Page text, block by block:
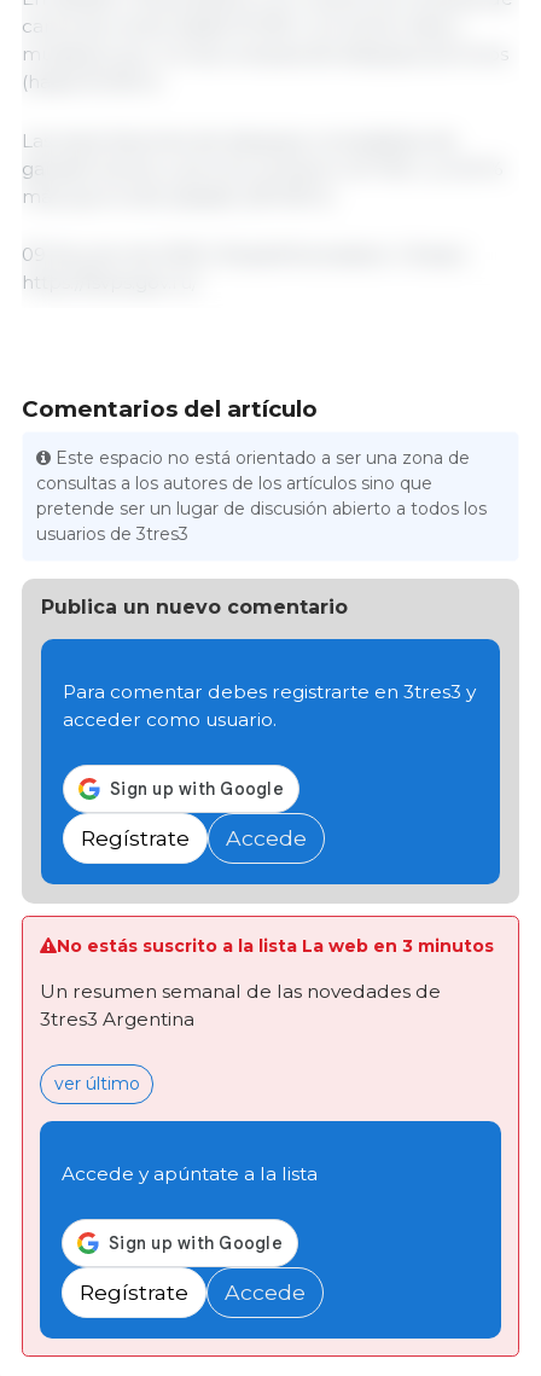
carne de cerdo (hasta 19 300 t, 2,2 veces más) y
multiplicó por 4,4 las compras de despojos porcinos
(hasta 16 000 t).
Las exportaciones de despojos comestibles de
ganado bovino y porcino sumaron 43 700 t, un 50 %
más que el año pasado (29 000 t).
09 de junio de 2025 | Rosselkhoznadzor | Rusia |
https://fsvps.gov.ru/
Comentarios del artículo
Este espacio no está orientado a ser una zona de
consultas a los autores de los artículos sino que
pretende ser un lugar de discusión abierto a todos los
usuarios de 3tres3
Publica un nuevo comentario
Para comentar debes registrarte en 3tres3 y
acceder como usuario.
Regístrate Accede
No estás suscrito a la lista La web en 3 minutos
Un resumen semanal de las novedades de
3tres3 Argentina
ver último
Accede y apúntate a la lista
Regístrate Accede